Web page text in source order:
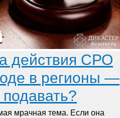
действия СРО
в регионы —
подавать?
мрачная тема. Если она